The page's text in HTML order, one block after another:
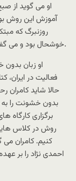
او می گوید از
آموزش این روش
روزنبرگ که
خوشحال بود و می گفت بالاخره یک نفر یک طرح را به ایران می برد.
او زبان بدون
فعالیت در ایران،
حالا شاید کامران
بدون خشونت را
برگزاری کارگاه
روش در کلاس
کنیم. کامران
احمدی نژاد را بر